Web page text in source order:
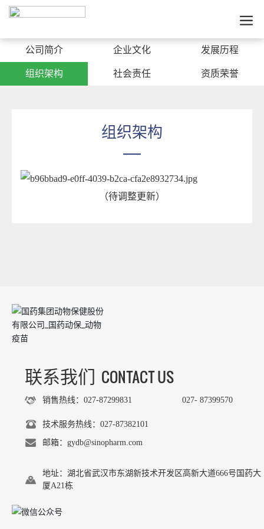
公司简介 企业文化 发展历程
组织架构 社会责任 资质荣誉
组织架构
（待调整更新）
联系我们 CONTACT US
销售热线：027-87299831 027- 87399570
技术服务热线：027-87382101
邮箱：gydb@sinopharm.com
地址：湖北省武汉市东湖新技术开发区高新大道666号国药大
厦A21栋